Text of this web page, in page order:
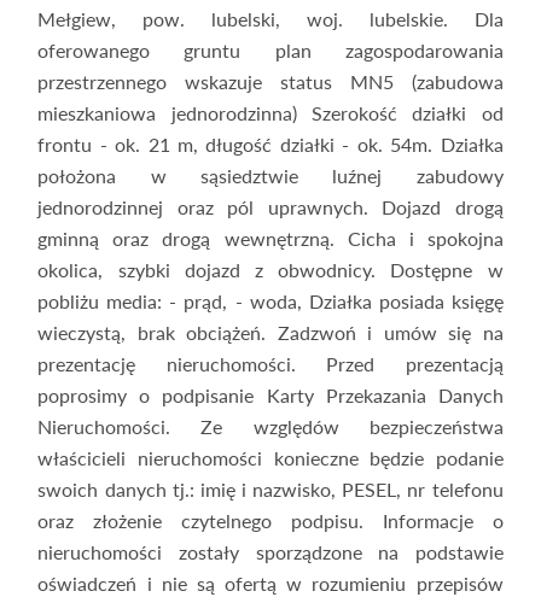
Mełgiew, pow. lubelski, woj. lubelskie. Dla
oferowanego gruntu plan zagospodarowania
przestrzennego wskazuje status MN5 (zabudowa
mieszkaniowa jednorodzinna) Szerokość działki od
frontu - ok. 21 m, długość działki - ok. 54m. Działka
położona w sąsiedztwie luźnej zabudowy
jednorodzinnej oraz pól uprawnych. Dojazd drogą
gminną oraz drogą wewnętrzną. Cicha i spokojna
okolica, szybki dojazd z obwodnicy. Dostępne w
pobliżu media: - prąd, - woda, Działka posiada księgę
wieczystą, brak obciążeń. Zadzwoń i umów się na
prezentację nieruchomości. Przed prezentacją
poprosimy o podpisanie Karty Przekazania Danych
Nieruchomości. Ze względów bezpieczeństwa
właścicieli nieruchomości konieczne będzie podanie
swoich danych tj.: imię i nazwisko, PESEL, nr telefonu
oraz złożenie czytelnego podpisu. Informacje o
nieruchomości zostały sporządzone na podstawie
oświadczeń i nie są ofertą w rozumieniu przepisów